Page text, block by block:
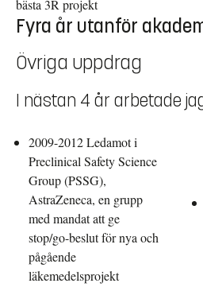
bästa 3R projekt
Fyra år utanför
Övriga uppdrag
I nästan 4 år arbetade
2009-2012 Ledamot i
Preclinical Safety Science
Group (PSSG),
AstraZeneca, en grupp
med mandat att ge
stop/go-beslut för nya och
pågående
läkemedelsprojekt